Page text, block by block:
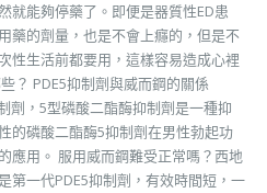
就能夠停藥了。即便是器質性ED患
藥的劑量，也是不會上癮的，但是不
性生活前都要用，這樣容易造成心裡
？ PDE5抑制劑與威而鋼的關係
劑，5型磷酸二酯酶抑制劑是一種抑
的磷酸二酯酶5抑制劑在男性勃起功
應用。 服用威而鋼難受正常嗎？西地
第一代PDE5抑制劑，有效時間短，一